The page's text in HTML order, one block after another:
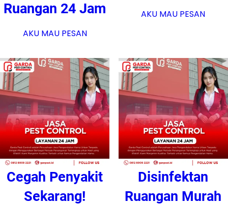
Ruangan 24 Jam
AKU MAU PESAN
AKU MAU PESAN
Cegah Penyakit
Sekarang!
Disinfektan
Ruangan Murah